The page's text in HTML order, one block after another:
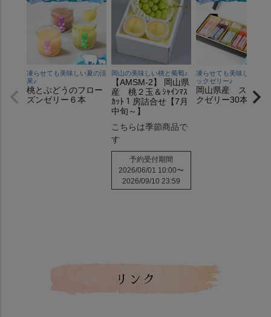
凍らせても美味しい夏の涼
果♪
桃とぶどうのフロー
ズンゼリー６本
岡山の美味しい桃と葡萄♪
【AMSM-2】 岡山県
産 桃２玉＆ｼｬｲﾝﾏｽ
ｶｯﾄ１房詰合せ【7月
中旬～】
こちらは季節商品で
す
予約受付期間
2026/06/01 10:00〜
2026/09/10 23:59
凍らせても美味しいステ
ックゼリー♪
岡山県産 スティ
クゼリー30本入り
リンク